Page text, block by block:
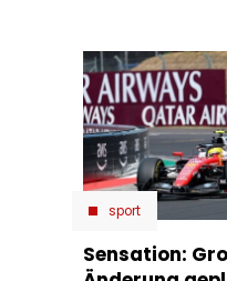
sport
Sensation: